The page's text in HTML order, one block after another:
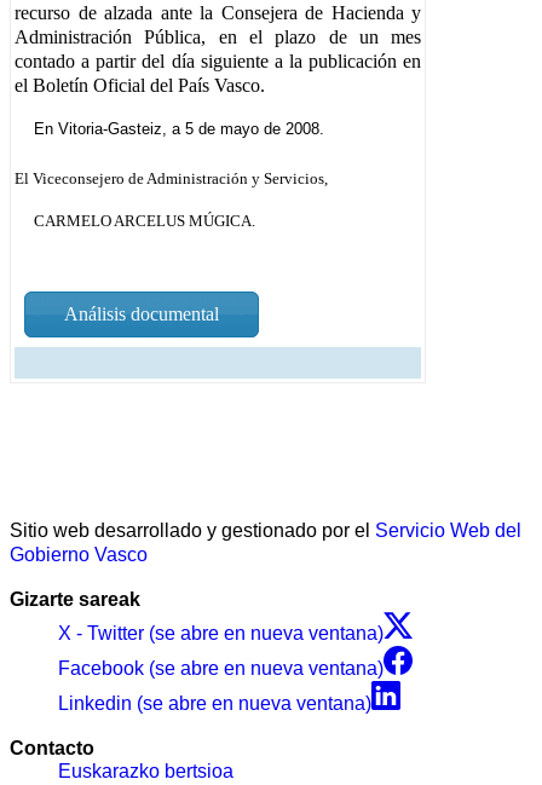
recurso de alzada ante la Consejera de Hacienda y
Administración Pública, en el plazo de un mes
contado a partir del día siguiente a la publicación en
el Boletín Oficial del País Vasco.
En Vitoria-Gasteiz, a 5 de mayo de 2008.
El Viceconsejero de Administración y Servicios,
CARMELO ARCELUS MÚGICA.
Análisis documental
Sitio web desarrollado y gestionado por el Servicio Web del
Gobierno Vasco
Gizarte sareak
X - Twitter (se abre en nueva ventana)
Facebook (se abre en nueva ventana)
Linkedin (se abre en nueva ventana)
Contacto
Euskarazko bertsioa